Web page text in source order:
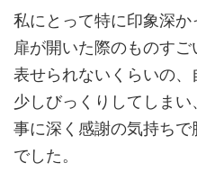
私にとって特に印象深
扉が開いた際のものす
表せられないくらいの
少しびっくりしてしま
事に深く感謝の気持ち
でした。